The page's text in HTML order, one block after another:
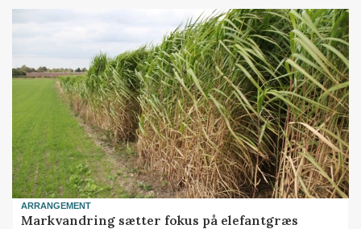
ARRANGEMENT
Markvandring sætter fokus på elefantgræs